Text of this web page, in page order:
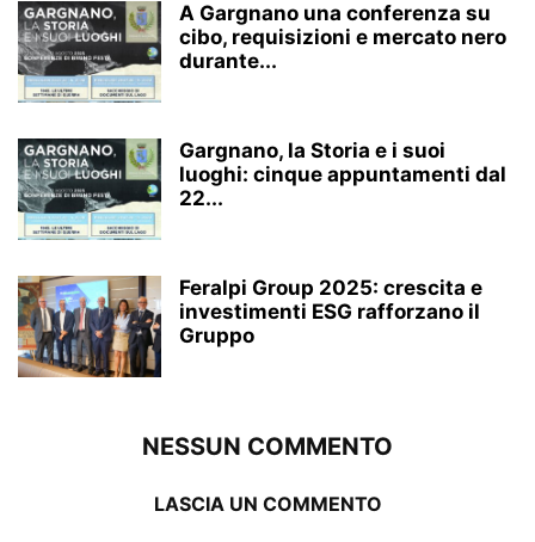
A Gargnano una conferenza su
cibo, requisizioni e mercato nero
durante...
Gargnano, la Storia e i suoi
luoghi: cinque appuntamenti dal
22...
Feralpi Group 2025: crescita e
investimenti ESG rafforzano il
Gruppo
NESSUN COMMENTO
LASCIA UN COMMENTO